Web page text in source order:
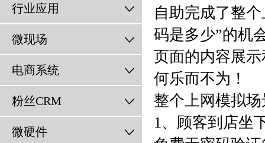
行业应用
微现场
电商系统
粉丝CRM
微硬件
自助完成了整
码是多少”的机
页面的内容展
何乐而不为！
整个上网模拟场
1、顾客到店坐